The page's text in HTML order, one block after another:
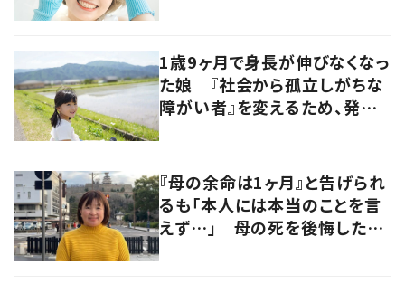
1歳9ヶ月で身長が伸びなくなっ
た娘 『社会から孤立しがちな
障がい者』を変えるため、発信
『母の余命は1ヶ月』と告げられ
るも「本人には本当のことを言
えず…」 母の死を後悔した女